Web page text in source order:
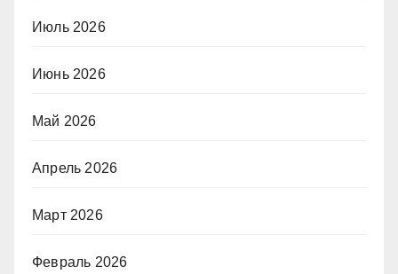
Июль 2026
Июнь 2026
Май 2026
Апрель 2026
Март 2026
Февраль 2026